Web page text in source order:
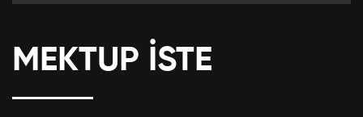
MEKTUP İSTE
CV EKLE